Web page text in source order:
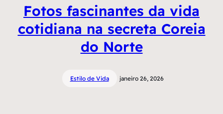
Fotos fascinantes da vida
cotidiana na secreta Coreia
do Norte
Estilo de Vida janeiro 26, 2026